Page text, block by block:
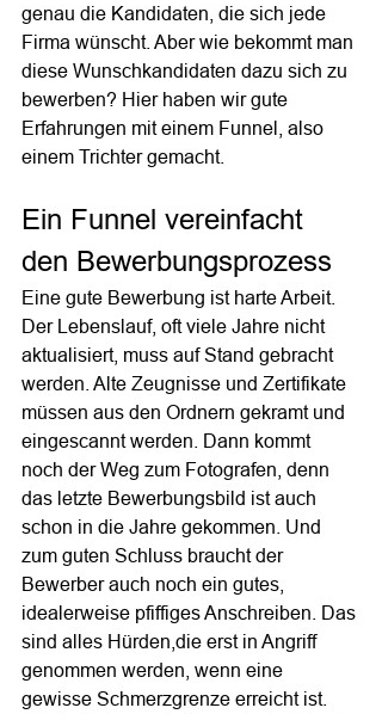
genau die Kandidaten, die sich jede
Firma wünscht. Aber wie bekommt man
diese Wunschkandidaten dazu sich zu
bewerben? Hier haben wir gute
Erfahrungen mit einem Funnel, also
einem Trichter gemacht.
Ein Funnel vereinfacht
den Bewerbungsprozess
Eine gute Bewerbung ist harte Arbeit.
Der Lebenslauf, oft viele Jahre nicht
aktualisiert, muss auf Stand gebracht
werden. Alte Zeugnisse und Zertifikate
müssen aus den Ordnern gekramt und
eingescannt werden. Dann kommt
noch der Weg zum Fotografen, denn
das letzte Bewerbungsbild ist auch
schon in die Jahre gekommen. Und
zum guten Schluss braucht der
Bewerber auch noch ein gutes,
idealerweise pfiffiges Anschreiben. Das
sind alles Hürden,die erst in Angriff
genommen werden, wenn eine
gewisse Schmerzgrenze erreicht ist.